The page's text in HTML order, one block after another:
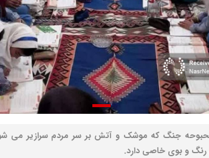
جنگ که موشک و آتش بر سر مردم سرازیر می
رنگ و بوی خاصی دارد.